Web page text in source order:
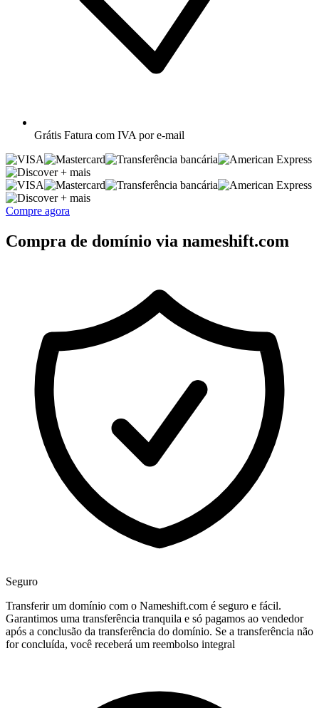
Grátis Fatura com IVA por e-mail
+ mais
+ mais
Compre agora
Compra de domínio via nameshift.com
Seguro
Transferir um domínio com o Nameshift.com é seguro e fácil.
Garantimos uma transferência tranquila e só pagamos ao vendedor
após a conclusão da transferência do domínio. Se a transferência não
for concluída, você receberá um reembolso integral